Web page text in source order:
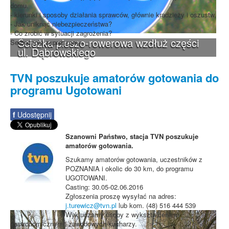
Ścieżka pieszo-rowerowa wzdłuż części
ul. Dąbrowskiego
domu.
- kierunki i sposoby działania sprawców, głównie kradzieży i oszustw,
- Jak uniknąć niebezpieczeństwa?
- Co zrobić w sytuacji zagrożenia?
Serdecznie zapraszamy.
TVN poszukuje amatorów gotowania do
programu Ugotowani
f Udostępnij
Szanowni Państwo, stacja TVN poszukuje
amatorów gotowania.
Szukamy amatorów gotowania, uczestników z
POZNANIA i okolic do 30 km, do programu
UGOTOWANI.
Casting: 30.05-02.06.2016
Zgłoszenia proszę wysyłać na adres:
j.turewicz@tvn.pl lub kom. (48) 516 444 539
Wykluczamy osoby z wykształceniem
gastronomicznym i zawodowych kucharzy.